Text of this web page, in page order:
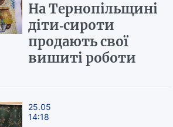
На Тернопільщині
діти-сироти
продають свої
вишиті роботи
25.05
14:18